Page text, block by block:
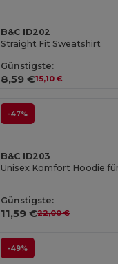
B&C ID202
Straight Fit Sweatshirt
Günstigste:
8,59 €15,10 €
-47%
B&C ID203
Unisex Komfort Hoodie
Günstigste:
11,59 €22,00 €
-49%